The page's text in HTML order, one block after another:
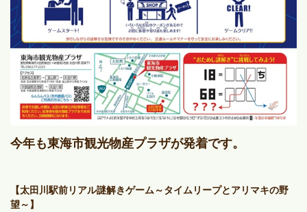
今年も東海市観光物産プラザが発着です。
【太田川駅前リアル謎解きゲーム～タイムリープとアリマキの野
望～】